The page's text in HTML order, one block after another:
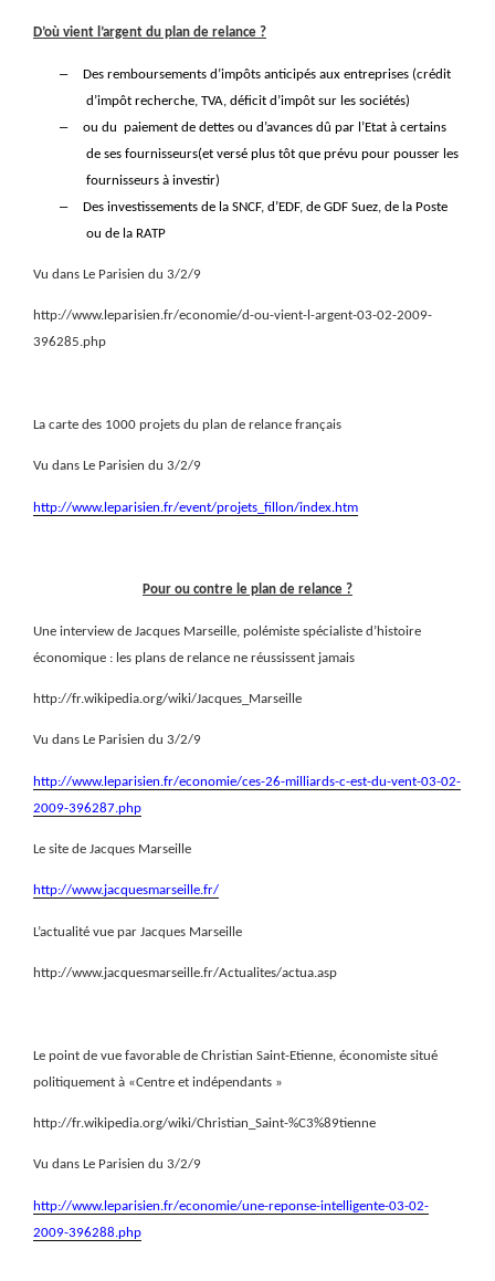
D’où vient l’argent du plan de relance ?
–
Des remboursements d’impôts anticipés aux entreprises (crédit
d’impôt recherche, TVA, déficit d’impôt sur les sociétés)
– ou du paiement de dettes ou d’avances dû par l’Etat à certains
de ses fournisseurs(et versé plus tôt que prévu pour pousser les
fournisseurs à investir)
– Des investissements de la SNCF, d’EDF, de GDF Suez, de la Poste
ou de la RATP
Vu dans Le Parisien du 3/2/9
http://www.leparisien.fr/economie/d-ou-vient-l-argent-03-02-2009-
396285.php
La carte des 1000 projets du plan de relance français
Vu dans Le Parisien du 3/2/9
http://www.leparisien.fr/event/projets_fillon/index.htm
Pour ou contre le plan de relance ?
Une interview de Jacques Marseille, polémiste spécialiste d’histoire
économique : les plans de relance ne réussissent jamais
http://fr.wikipedia.org/wiki/Jacques_Marseille
Vu dans Le Parisien du 3/2/9
http://www.leparisien.fr/economie/ces-26-milliards-c-est-du-vent-03-02-
2009-396287.php
Le site de Jacques Marseille
http://www.jacquesmarseille.fr/
L’actualité vue par Jacques Marseille
http://www.jacquesmarseille.fr/Actualites/actua.asp
Le point de vue favorable de Christian Saint-Etienne, économiste situé
politiquement à «Centre et indépendants »
http://fr.wikipedia.org/wiki/Christian_Saint-%C3%89tienne
Vu dans Le Parisien du 3/2/9
http://www.leparisien.fr/economie/une-reponse-intelligente-03-02-
2009-396288.php